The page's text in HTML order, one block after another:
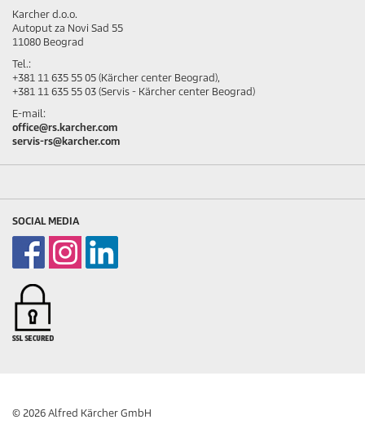
Karcher d.o.o.
Autoput za Novi Sad 55
11080 Beograd
Tel.:
+381 11 635 55 05 (Kärcher center Beograd),
+381 11 635 55 03 (Servis - Kärcher center Beograd)
E-mail:
office@rs.karcher.com
servis-rs@karcher.com
SOCIAL MEDIA
© 2026 Alfred Kärcher GmbH